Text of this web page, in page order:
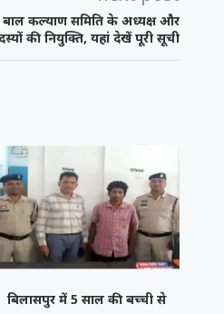
बाल कल्याण समिति के अध्यक्ष और
की नियुक्ति, यहां देखें पूरी सूची
बिलासपुर में 5 साल की बच्ची से